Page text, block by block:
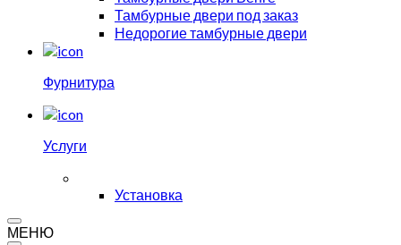
Тамбурные двери под заказ
Недорогие тамбурные двери
Фурнитура
Услуги
Установка
МЕНЮ